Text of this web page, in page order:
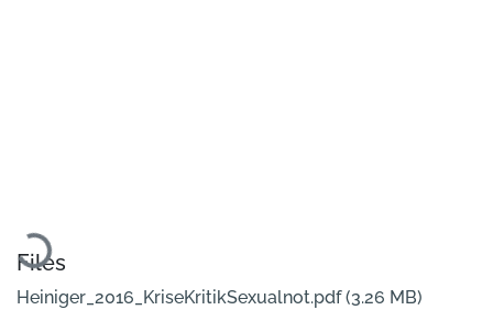
Loading...
Files
Heiniger_2016_KriseKritikSexualnot.pdf(3.26 MB)